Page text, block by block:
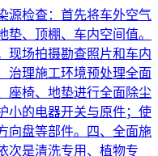
源检查：首先将车外空气
、顶棚、车内空间值。
现场拍摄勘查照片和车内
治理施工环境预处理全面
座椅、地垫进行全面除尘
小的电器开关与原件；使
向盘等部件。四、全面施
次是清洗专用、植物专